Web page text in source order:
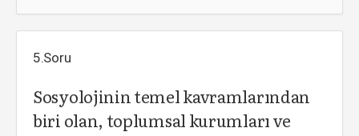
5.Soru
Sosyolojinin temel kavramlarından
biri olan, toplumsal kurumları ve